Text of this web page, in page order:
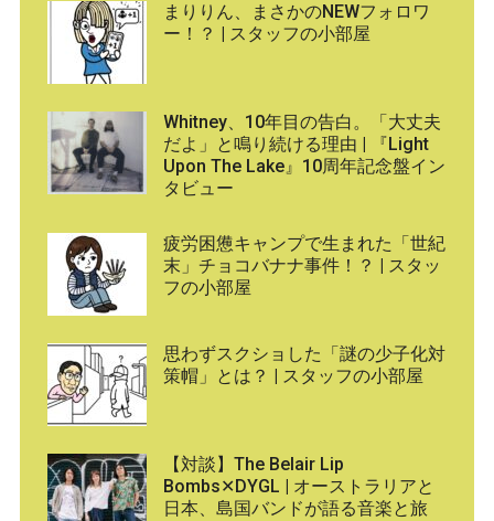
まりりん、まさかのNEWフォロワ
ー！？ | スタッフの小部屋
Whitney、10年目の告白。「大丈夫
だよ」と鳴り続ける理由 | 『Light
Upon The Lake』10周年記念盤イン
タビュー
疲労困憊キャンプで生まれた「世紀
末」チョコバナナ事件！？ | スタッ
フの小部屋
思わずスクショした「謎の少子化対
策帽」とは？ | スタッフの小部屋
【対談】The Belair Lip
Bombs✕DYGL | オーストラリアと
日本、島国バンドが語る音楽と旅